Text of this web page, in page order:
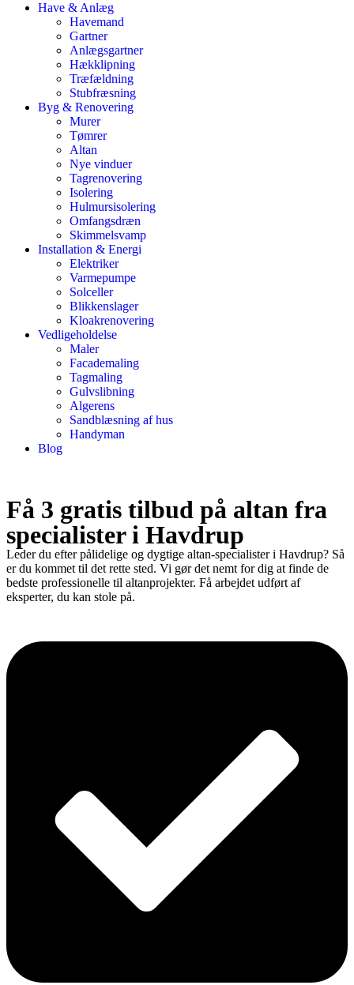
Have & Anlæg
Havemand
Gartner
Anlægsgartner
Hækklipning
Træfældning
Stubfræsning
Byg & Renovering
Murer
Tømrer
Altan
Nye vinduer
Tagrenovering
Isolering
Hulmursisolering
Omfangsdræn
Skimmelsvamp
Installation & Energi
Elektriker
Varmepumpe
Solceller
Blikkenslager
Kloakrenovering
Vedligeholdelse
Maler
Facademaling
Tagmaling
Gulvslibning
Algerens
Sandblæsning af hus
Handyman
Blog
Få 3 gratis tilbud på altan fra
specialister i Havdrup
Leder du efter pålidelige og dygtige altan-specialister i Havdrup? Så
er du kommet til det rette sted. Vi gør det nemt for dig at finde de
bedste professionelle til altanprojekter. Få arbejdet udført af
eksperter, du kan stole på.